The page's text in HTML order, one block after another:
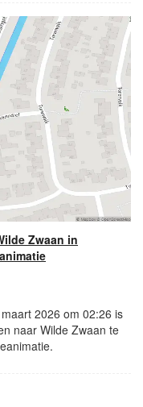
Zwaan in
2026 om 02:26 is
naar Wilde Zwaan te